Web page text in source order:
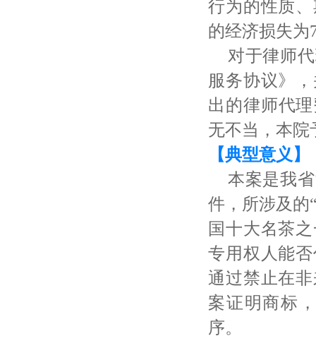
行为的性质
的经济损失为
对于律师
服务协议》
出的律师代
无不当，本院
【典型意义】
本案是我
件，所涉及的
国十大名茶
专用权人能
通过禁止在
案证明商标
序。